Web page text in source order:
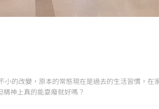
的改變，原本的常態現在是過去的生活習慣，
神上真的能耍廢就好嗎？